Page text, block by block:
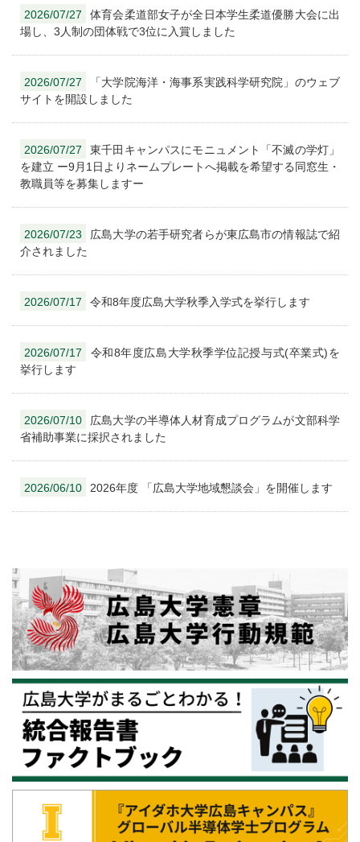
2026/07/27
体育会柔道部女子が全日本学生柔道優勝大会に出
場し、3人制の団体戦で3位に入賞しました
2026/07/27
「大学院海洋・海事系実践科学研究院」のウェブ
サイトを開設しました
2026/07/27
東千田キャンパスにモニュメント「不滅の学灯」
を建立 ー9月1日よりネームプレートへ掲載を希望する同窓生・
教職員等を募集しますー
2026/07/23
広島大学の若手研究者らが東広島市の情報誌で紹
介されました
2026/07/17 令和8年度広島大学秋季入学式を挙行します
2026/07/17
令和8年度広島大学秋季学位記授与式(卒業式)を
挙行します
2026/07/10
広島大学の半導体人材育成プログラムが文部科学
省補助事業に採択されました
2026/06/10 2026年度 「広島大学地域懇談会」を開催します